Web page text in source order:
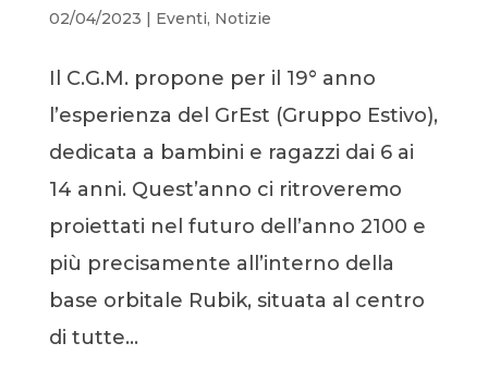
02/04/2023 | Eventi, Notizie
Il C.G.M. propone per il 19° anno
l’esperienza del GrEst (Gruppo Estivo),
dedicata a bambini e ragazzi dai 6 ai
14 anni. Quest’anno ci ritroveremo
proiettati nel futuro dell’anno 2100 e
più precisamente all’interno della
base orbitale Rubik, situata al centro
di tutte...